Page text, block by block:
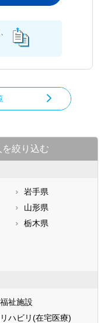
絞り込む
岩手県
山形県
栃木県
三重県
大阪府
祉施設
ハビリ(在宅医療)